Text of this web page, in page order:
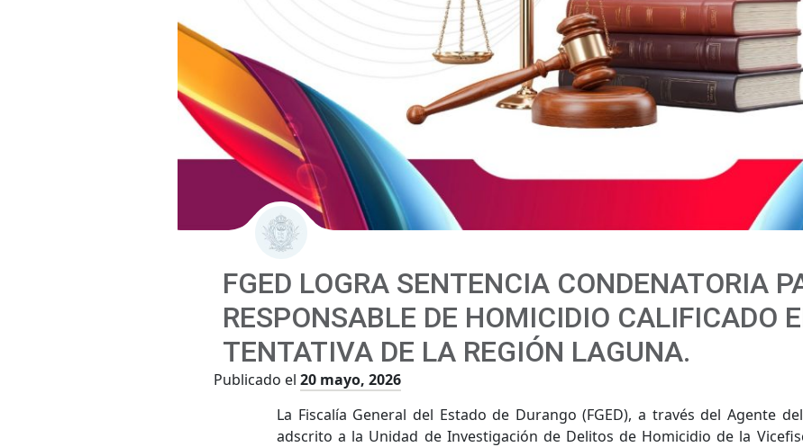
FGED LOGRA SENTENCIA CONDENATORIA
RESPONSABLE DE HOMICIDIO CALIFICADO
TENTATIVA DE LA REGIÓN LAGUNA.
Publicado el 20 mayo, 2026
La Fiscalía General del Estado de Durango (FGED), a través del Agente
adscrito a la Unidad de Investigación de Delitos de Homicidio de la